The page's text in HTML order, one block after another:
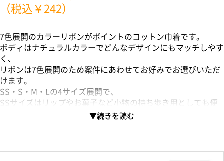
（税込￥242）
7色展開のカラーリボンがポイントのコットン巾着です。
ボディはナチュラルカラーでどんなデザインにもマッチしやす
く、
リボンは7色展開のため案件にあわせてお好みでお選びいただ
けます。
SS・S・M・Lの4サイズ展開で、
SSサイズはリップやお菓子など小物の持ち歩き用としても便